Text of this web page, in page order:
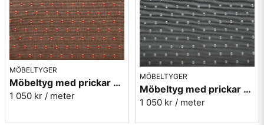
MÖBELTYGER
Möbeltyg med prickar - Plus nr.80 brun
1 050 kr / meter
MÖBELTYGER
Möbeltyg med prickar - Plus nr.90 grå
1 050 kr / meter